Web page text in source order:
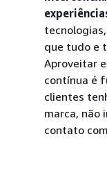
que tudo e
Aproveitar
contínua é
clientes
marca, não
contato